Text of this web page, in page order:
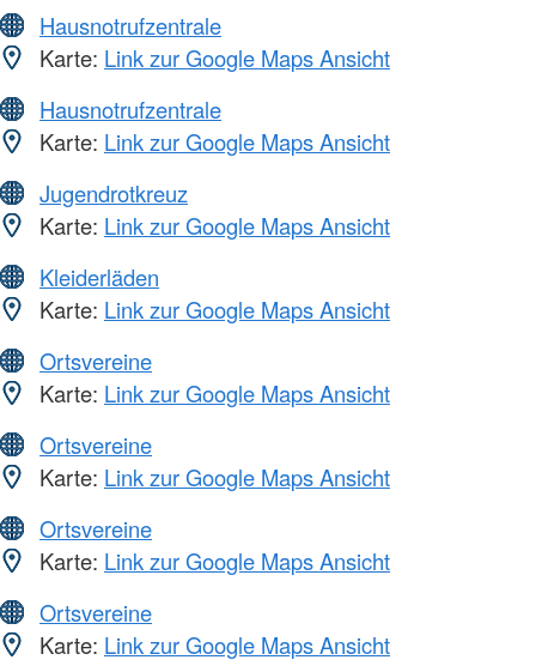
Hausnotrufzentrale
Karte: Link zur Google Maps Ansicht
Hausnotrufzentrale
Karte: Link zur Google Maps Ansicht
Jugendrotkreuz
Karte: Link zur Google Maps Ansicht
Kleiderläden
Karte: Link zur Google Maps Ansicht
Ortsvereine
Karte: Link zur Google Maps Ansicht
Ortsvereine
Karte: Link zur Google Maps Ansicht
Ortsvereine
Karte: Link zur Google Maps Ansicht
Ortsvereine
Karte: Link zur Google Maps Ansicht